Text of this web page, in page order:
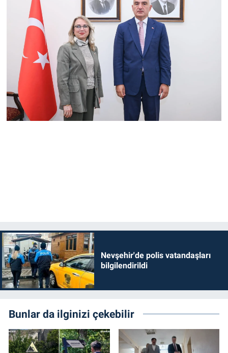
Nevşehir'de polis vatandaşları
bilgilendirildi
Bunlar da ilginizi çekebilir
Magazin
Çevre
Haberde İnsan